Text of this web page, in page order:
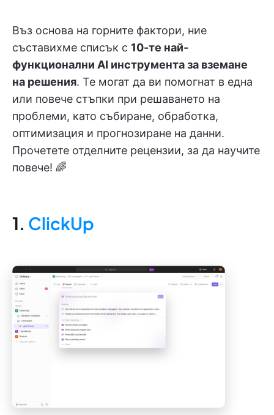
Въз основа на горните фактори, ние
съставихме списък с 10-те най-
функционални AI инструмента за вземане
на решения. Те могат да ви помогнат в една
или повече стъпки при решаването на
проблеми, като събиране, обработка,
оптимизация и прогнозиране на данни.
Прочетете отделните рецензии, за да научите
повече! 🌈
1. ClickUp